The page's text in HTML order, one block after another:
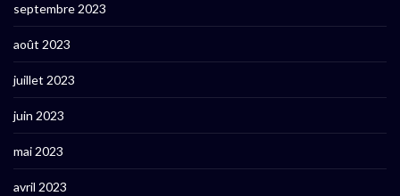
septembre 2023
août 2023
juillet 2023
juin 2023
mai 2023
avril 2023